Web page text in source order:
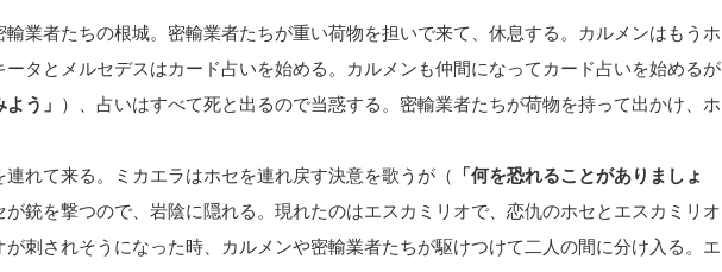
業者たちの根城。密輸業者たちが重い荷物を担いで来て、休息する。カルメンはもうホ
タとメルセデスはカード占いを始める。カルメンも仲間になってカード占いを始めるが
う」 ）、占いはすべて死と出るので当惑する。密輸業者たちが荷物を持って出かけ、ホ
れて来る。ミカエラはホセを連れ戻す決意を歌うが（
「何を恐れることがありましょ
が銃を撃つので、岩陰に隠れる。現れたのはエスカミリオで、恋仇のホセとエスカミリオ
刺されそうになった時、カルメンや密輸業者たちが駆けつけて二人の間に分け入る。エ